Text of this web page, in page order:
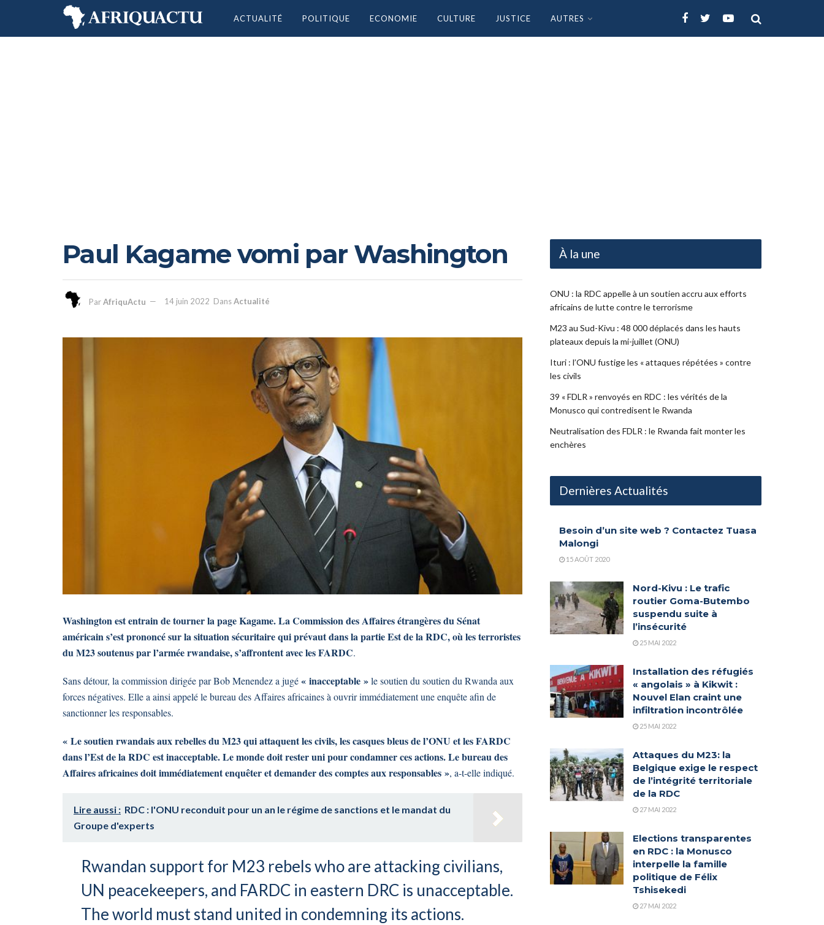
ACTUALITÉ POLITIQUE ECONOMIE CULTURE JUSTICE AUTRES
Paul Kagame vomi par Washington
ParAfriquActu 14 juin 2022 DansActualité
Washington est entrain de tourner la page Kagame. La Commission des Affaires étrangères du Sénat
américain s’est prononcé sur la situation sécuritaire qui prévaut dans la partie Est de la RDC, où les terroristes
du M23 soutenus par l’armée rwandaise, s’affrontent avec les FARDC.
Sans détour, la commission dirigée par Bob Menendez a jugé« inacceptable »le soutien du soutien du Rwanda aux
forces négatives. Elle a ainsi appelé le bureau des Affaires africaines à ouvrir immédiatement une enquête afin de
sanctionner les responsables.
« Le soutien rwandais aux rebelles du M23 qui attaquent les civils, les casques bleus de l’ONU et les FARDC
dans l’Est de la RDC est inacceptable. Le monde doit rester uni pour condamner ces actions. Le bureau des
Affaires africaines doit immédiatement enquêter et demander des comptes aux responsables », a-t-elle indiqué.
Lire aussi : RDC : l'ONU reconduit pour un an le régime de sanctions et le mandat du
Groupe d'experts
Rwandan support for M23 rebels who are attacking civilians,
UN peacekeepers, and FARDC in eastern DRC is unacceptable.
The world must stand united in condemning its actions.
À la une
ONU : la RDC appelle à un soutien accru aux efforts
africains de lutte contre le terrorisme
M23 au Sud-Kivu : 48 000 déplacés dans les hauts
plateaux depuis la mi-juillet (ONU)
Ituri : l’ONU fustige les « attaques répétées » contre
les civils
39 « FDLR » renvoyés en RDC : les vérités de la
Monusco qui contredisent le Rwanda
Neutralisation des FDLR : le Rwanda fait monter les
enchères
Dernières Actualités
Besoin d’un site web ? Contactez Tuasa
Malongi
15 AOÛT 2020
Nord-Kivu : Le trafic
routier Goma-Butembo
suspendu suite à
l’insécurité
25 MAI 2022
Installation des réfugiés
« angolais » à Kikwit :
Nouvel Elan craint une
infiltration incontrôlée
25 MAI 2022
Attaques du M23: la
Belgique exige le respect
de l’intégrité territoriale
de la RDC
27 MAI 2022
Elections transparentes
en RDC : la Monusco
interpelle la famille
politique de Félix
Tshisekedi
27 MAI 2022